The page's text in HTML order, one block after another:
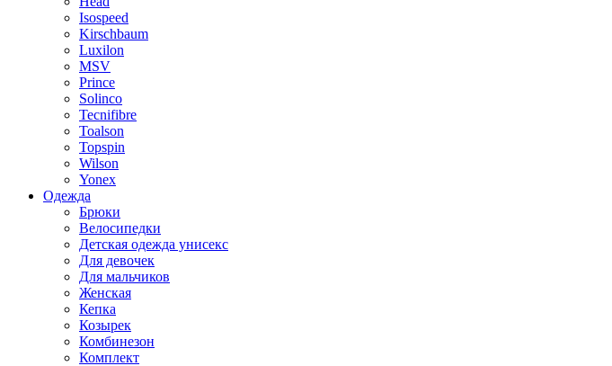
Isospeed
Kirschbaum
Luxilon
MSV
Prince
Solinco
Tecnifibre
Toalson
Topspin
Wilson
Yonex
Одежда
Брюки
Велосипедки
Детская одежда унисекс
Для девочек
Для мальчиков
Женская
Кепка
Козырек
Комбинезон
Комплект